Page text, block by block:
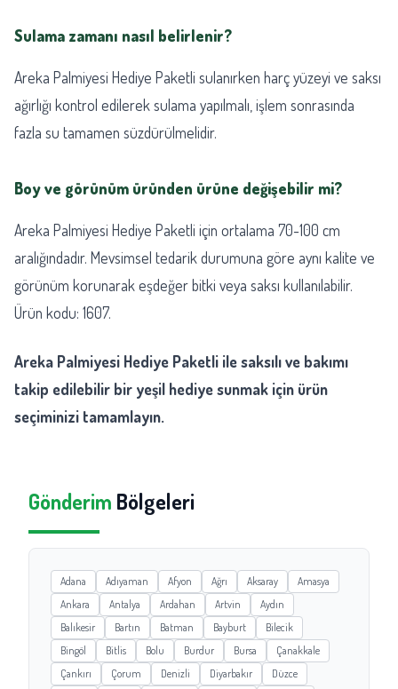
Sulama zamanı nasıl belirlenir?
Areka Palmiyesi Hediye Paketli sulanırken harç yüzeyi ve saksı
ağırlığı kontrol edilerek sulama yapılmalı, işlem sonrasında
fazla su tamamen süzdürülmelidir.
Boy ve görünüm üründen ürüne değişebilir mi?
Areka Palmiyesi Hediye Paketli için ortalama 70-100 cm
aralığındadır. Mevsimsel tedarik durumuna göre aynı kalite ve
görünüm korunarak eşdeğer bitki veya saksı kullanılabilir.
Ürün kodu: 1607.
Areka Palmiyesi Hediye Paketli ile saksılı ve bakımı
takip edilebilir bir yeşil hediye sunmak için ürün
seçiminizi tamamlayın.
Gönderim Bölgeleri
Adana Adıyaman Afyon Ağrı Aksaray
Amasya
Ankara
Antalya Ardahan Artvin
Aydın
Balıkesir
Bartın Batman Bayburt
Bilecik
Bingöl
Bitlis Bolu Burdur Bursa
Çanakkale
Çankırı
Çorum Denizli Diyarbakır
Düzce